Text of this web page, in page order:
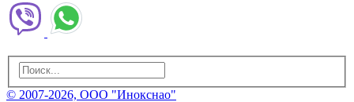
© 2007-2026, ООО "Инокснао"